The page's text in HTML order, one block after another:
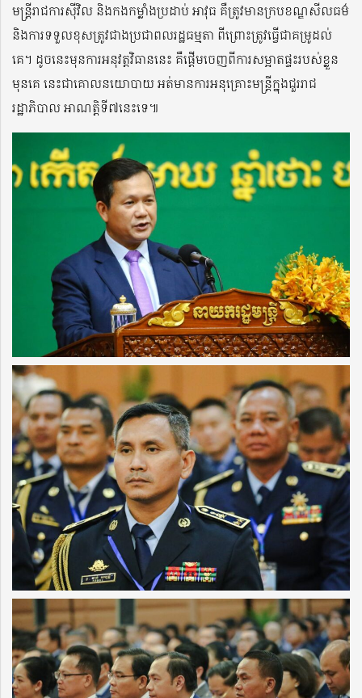
មន្ត្រីរាជការស៊ីវិល និងកងកម្លាំងប្រដាប់ អាវុធ គឺត្រូវមានក្របខណ្ឌសីលធម៌
និងការទទួលខុសត្រូវជាងប្រជាពលរដ្ឋធម្មតា ពីព្រោះត្រូវធ្វើជាគម្រូដល់
គេ។ ដូចនេះមុនការអនុវត្តវិធាននេះ គឺផ្តើមចេញពីការសម្អាតផ្ទះរបស់ខ្លួន
មុនគេ នេះជាគោលនយោបាយ អត់មានការអនុគ្រោះមន្ត្រីក្នុងជួររាជ
រដ្ឋាភិបាល អាណត្តិទី៧នេះទេ៕